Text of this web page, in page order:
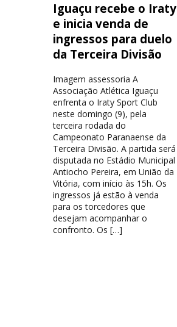
Iguaçu recebe o Iraty
e inicia venda de
ingressos para duelo
da Terceira Divisão
Imagem assessoria A
Associação Atlética Iguaçu
enfrenta o Iraty Sport Club
neste domingo (9), pela
terceira rodada do
Campeonato Paranaense da
Terceira Divisão. A partida será
disputada no Estádio Municipal
Antiocho Pereira, em União da
Vitória, com início às 15h. Os
ingressos já estão à venda
para os torcedores que
desejam acompanhar o
confronto. Os […]